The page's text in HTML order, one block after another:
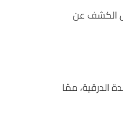
الكشف عن
الدرقية، ممّا